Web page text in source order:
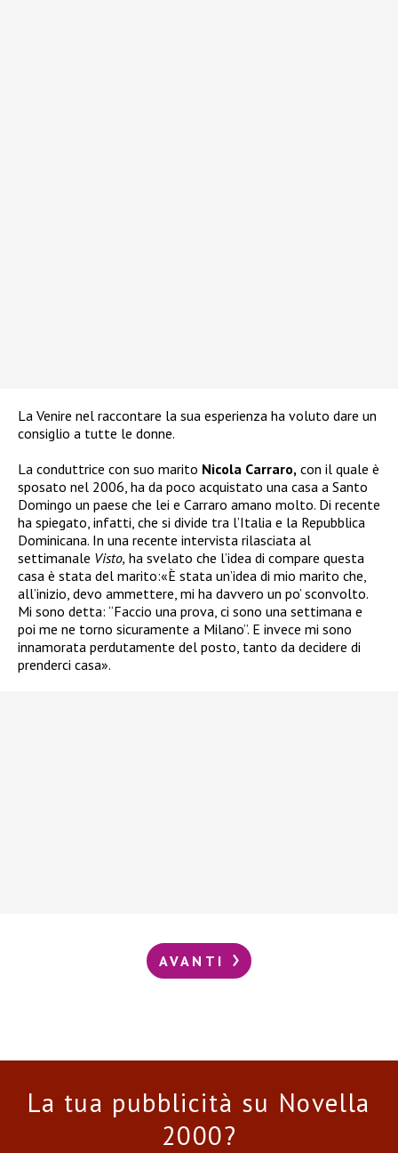
La Venire nel raccontare la sua esperienza ha voluto dare un
consiglio a tutte le donne.
La conduttrice con suo marito Nicola Carraro, con il quale è
sposato nel 2006, ha da poco acquistato una casa a Santo
Domingo un paese che lei e Carraro amano molto. Di recente
ha spiegato, infatti, che si divide tra l’Italia e la Repubblica
Dominicana. In una recente intervista rilasciata al
settimanale Visto, ha svelato che l’idea di compare questa
casa è stata del marito:«È stata un’idea di mio marito che,
all’inizio, devo ammettere, mi ha davvero un po’ sconvolto.
Mi sono detta: “Faccio una prova, ci sono una settimana e
poi me ne torno sicuramente a Milano”. E invece mi sono
innamorata perdutamente del posto, tanto da decidere di
prenderci casa».
AVANTI
La tua pubblicità su Novella
2000?